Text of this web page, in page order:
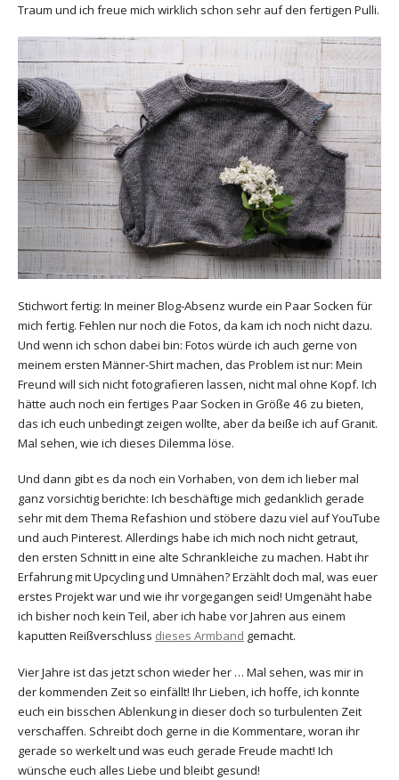
Traum und ich freue mich wirklich schon sehr auf den fertigen Pulli.
Stichwort fertig: In meiner Blog-Absenz wurde ein Paar Socken für
mich fertig. Fehlen nur noch die Fotos, da kam ich noch nicht dazu.
Und wenn ich schon dabei bin: Fotos würde ich auch gerne von
meinem ersten Männer-Shirt machen, das Problem ist nur: Mein
Freund will sich nicht fotografieren lassen, nicht mal ohne Kopf. Ich
hätte auch noch ein fertiges Paar Socken in Größe 46 zu bieten,
das ich euch unbedingt zeigen wollte, aber da beiße ich auf Granit.
Mal sehen, wie ich dieses Dilemma löse.
Und dann gibt es da noch ein Vorhaben, von dem ich lieber mal
ganz vorsichtig berichte: Ich beschäftige mich gedanklich gerade
sehr mit dem Thema Refashion und stöbere dazu viel auf YouTube
und auch Pinterest. Allerdings habe ich mich noch nicht getraut,
den ersten Schnitt in eine alte Schrankleiche zu machen. Habt ihr
Erfahrung mit Upcycling und Umnähen? Erzählt doch mal, was euer
erstes Projekt war und wie ihr vorgegangen seid! Umgenäht habe
ich bisher noch kein Teil, aber ich habe vor Jahren aus einem
kaputten Reißverschluss dieses Armband gemacht.
Vier Jahre ist das jetzt schon wieder her … Mal sehen, was mir in
der kommenden Zeit so einfällt! Ihr Lieben, ich hoffe, ich konnte
euch ein bisschen Ablenkung in dieser doch so turbulenten Zeit
verschaffen. Schreibt doch gerne in die Kommentare, woran ihr
gerade so werkelt und was euch gerade Freude macht! Ich
wünsche euch alles Liebe und bleibt gesund!